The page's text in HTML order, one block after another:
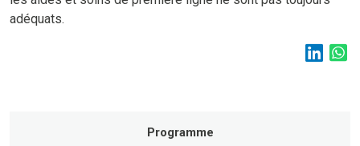
adéquats.
Programme